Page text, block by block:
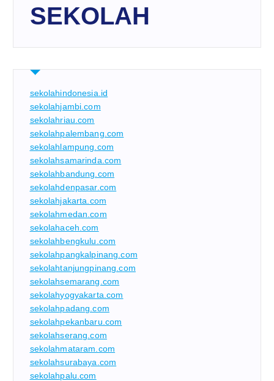
SEKOLAH
sekolahindonesia.id
sekolahjambi.com
sekolahriau.com
sekolahpalembang.com
sekolahlampung.com
sekolahsamarinda.com
sekolahbandung.com
sekolahdenpasar.com
sekolahjakarta.com
sekolahmedan.com
sekolahaceh.com
sekolahbengkulu.com
sekolahpangkalpinang.com
sekolahtanjungpinang.com
sekolahsemarang.com
sekolahyogyakarta.com
sekolahpadang.com
sekolahpekanbaru.com
sekolahserang.com
sekolahmataram.com
sekolahsurabaya.com
sekolahpalu.com